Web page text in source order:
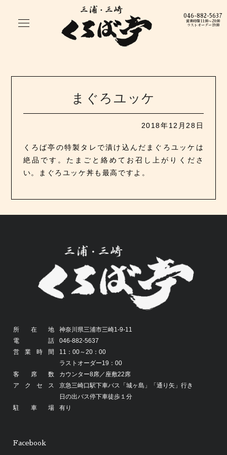
046-882-5637
営業時間11:00〜20:00
ラストオーダー19:00
まぐろユッケ
2018年12月28日
くろば亭の特製タレで漬け込んだまぐろユッケは
絶品です。たまごと絡めてお召し上がりくださ
い。まぐろユッケ丼も最高ですよ。
所在地
神奈川県三浦市三崎1-9-11
電話
046-882-5637
営業時間
11：00～20：00
ラストオーダー19：00
客席数
カウンター8席／座敷22席
アクセス
京急三崎口駅下車バス「城ヶ島」「通り矢」行き
日の出バス停下車徒歩１分
駐車場
有り
Facebook